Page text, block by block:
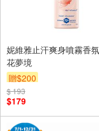
妮維雅止汗爽身噴霧香
花夢境
贈$200
$ 193
$179